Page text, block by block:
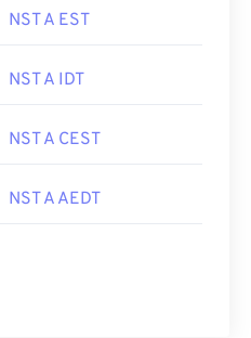
NST A EST
NST A IDT
NST A CEST
NST A AEDT